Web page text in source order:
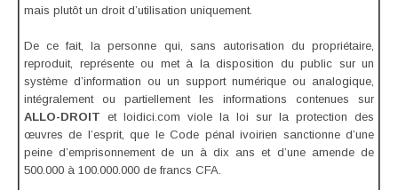
mais plutôt un droit d’utilisation uniquement.
De ce fait, la personne qui, sans autorisation du propriétaire,
reproduit, représente ou met à la disposition du public sur un
système d’information ou un support numérique ou analogique,
intégralement ou partiellement les informations contenues sur
ALLO-DROIT et loidici.com viole la loi sur la protection des
œuvres de l’esprit, que le Code pénal ivoirien sanctionne d’une
peine d’emprisonnement de un à dix ans et d’une amende de
500.000 à 100.000.000 de francs CFA.